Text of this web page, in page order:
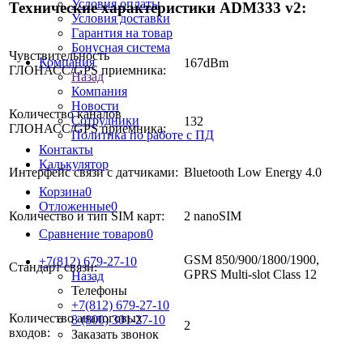
Условия оплаты
Условия доставки
Гарантия на товар
Бонусная система
Компания
Назад
Компания
Новости
Сотрудники
Политика по работе с ПД
Контакты
Калькулятор
Корзина0
Отложенные0
Сравнение товаров0
+7(812) 679-27-10
Назад
Телефоны
+7(812) 679-27-10
8 (800) 301-27-10
Заказать звонок
Технические характеристики ADM333 v2:
Чувствительность
ГЛОНАСС/GPS приемника:
167dBm
Количество каналов
ГЛОНАСС/GPS приемника:
132
Интерфейс связи с датчиками: Bluetooth Low Energy 4.0
Количество и тип SIM карт: 2 nanoSIM
Стандарт связи:
GSM 850/900/1800/1900,
GPRS Multi-slot Class 12
Количество аналоговых
входов:
2